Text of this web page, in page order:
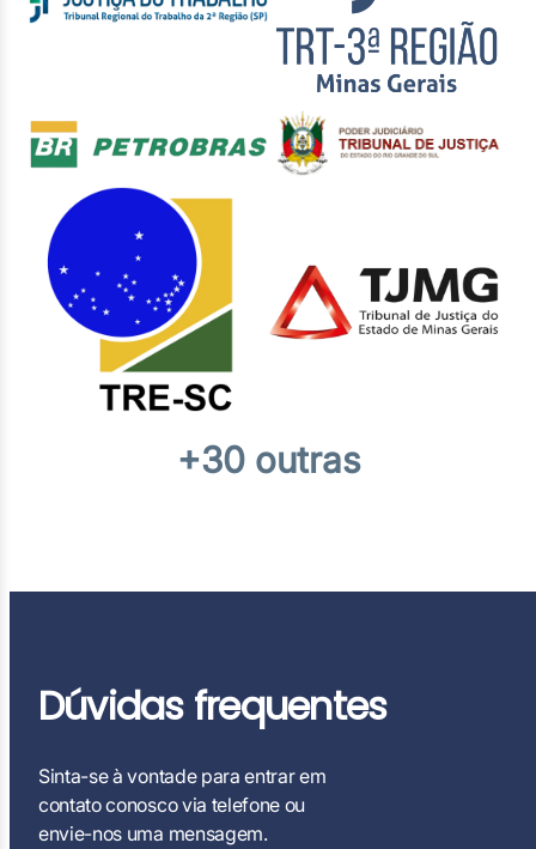
+30 outras
Dúvidas frequentes
Sinta-se à vontade para entrar em
contato conosco via telefone ou
envie-nos uma mensagem.